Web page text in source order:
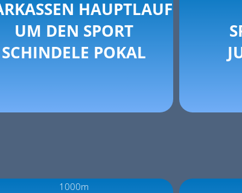
HAUPTLAUF
UM DEN SPORT
SCHINDELE POKAL
1000m